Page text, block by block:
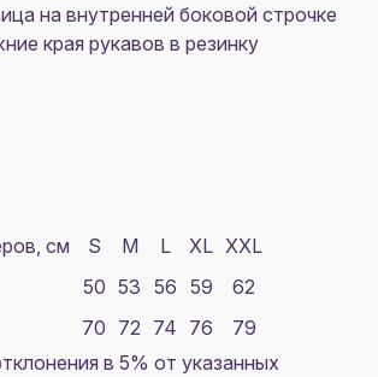
на внутренней боковой строчке
края рукавов в резинку
см S M L XL XXL
50 53 56 59
62
70 72 74 76
79
в 5% от указанных